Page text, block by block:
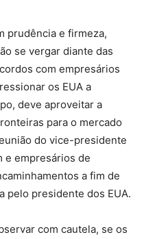
prudência e firmeza,
se vergar diante das
com empresários
os EUA a
deve aproveitar a
para o mercado
do vice-presidente
e empresários de
a fim de
pelo presidente dos EUA.
com cautela, se os